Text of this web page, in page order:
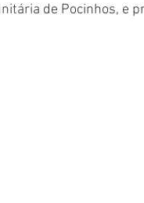
de Pocinhos, e